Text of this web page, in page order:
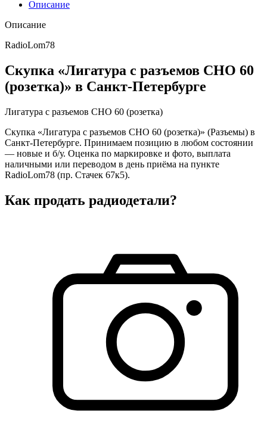
Описание
Описание
RadioLom78
Скупка «Лигатура с разъемов СНО 60
(розетка)» в Санкт-Петербурге
Лигатура с разъемов СНО 60 (розетка)
Скупка «Лигатура с разъемов СНО 60 (розетка)» (Разъемы) в
Санкт-Петербурге. Принимаем позицию в любом состоянии
— новые и б/у. Оценка по маркировке и фото, выплата
наличными или переводом в день приёма на пункте
RadioLom78 (пр. Стачек 67к5).
Как продать радиодетали?